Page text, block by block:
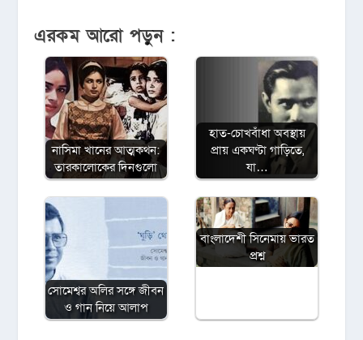
এরকম আরো পড়ুন :
নাসিমা খানের আত্মকথন:
তারকালোকের দিনগুলো
হাত-চোখবাঁধা অবস্থায়
প্রায় একঘণ্টা গাড়িতে,
যা…
সোমেশ্বর অলির সঙ্গে জীবন
ও গান নিয়ে আলাপ
বাংলাদেশী সিনেমায় ভারত
প্রশ্ন